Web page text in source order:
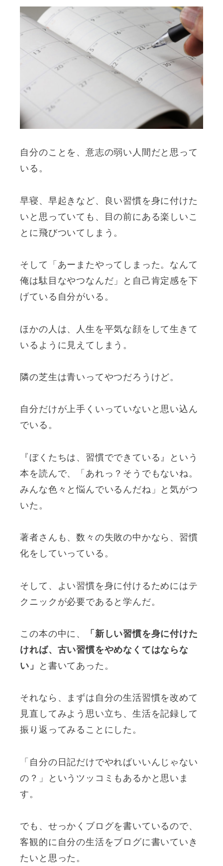
自分のことを、意志の弱い人間だと思って
いる。
早寝、早起きなど、良い習慣を身に付けた
いと思っていても、目の前にある楽しいこ
とに飛びついてしまう。
そして「あーまたやってしまった。なんて
俺は駄目なやつなんだ」と自己肯定感を下
げている自分がいる。
ほかの人は、人生を平気な顔をして生きて
いるように見えてしまう。
隣の芝生は青いってやつだろうけど。
自分だけが上手くいっていないと思い込ん
でいる。
『ぼくたちは、習慣でできている』という
本を読んで、「あれっ？そうでもないね。
みんな色々と悩んでいるんだね」と気がつ
いた。
著者さんも、数々の失敗の中かなら、習慣
化をしていっている。
そして、よい習慣を身に付けるためにはテ
クニックが必要であると学んだ。
この本の中に、
「新しい習慣を身に付けた
ければ、古い習慣をやめなくてはならな
い」
と書いてあった。
それなら、まずは自分の生活習慣を改めて
見直してみよう思い立ち、生活を記録して
振り返ってみることにした。
「自分の日記だけでやればいいんじゃない
の？」というツッコミもあるかと思いま
す。
でも、せっかくブログを書いているので、
客観的に自分の生活をブログに書いていき
たいと思った。